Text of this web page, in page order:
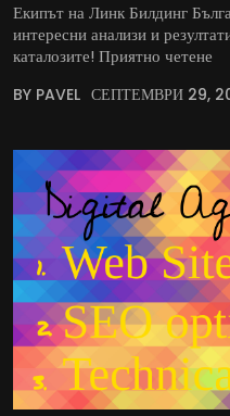
Екипът на Линк Билдинг
интересни анализи и
каталозите! Приятно четене
BY PAVEL СЕПТЕМВРИ 29,